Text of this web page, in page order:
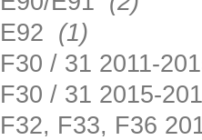
E92 (1)
F30 / 31 2011-
F30 / 31 2015-
F32, F33, F36